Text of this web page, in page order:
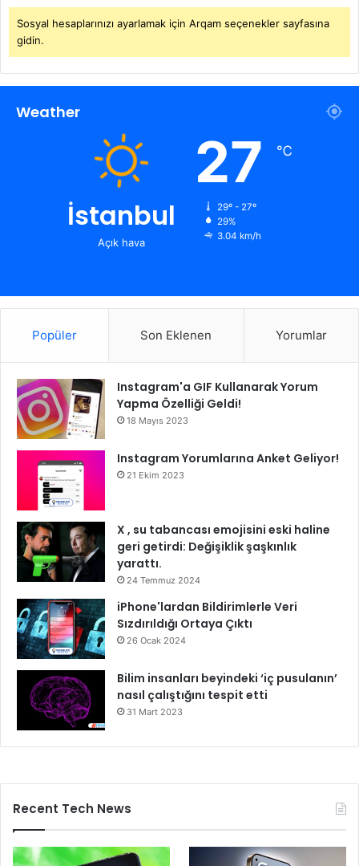
Sosyal hesaplarınızı ayarlamak için Arqam seçenekler sayfasına
gidin.
Weather
İstanbul
Açık hava
27 ℃
29º - 27º
29%
3.04 km/h
Popüler Son Eklenen Yorumlar
Instagram'a GIF Kullanarak Yorum
Yapma Özelliği Geldi!
18 Mayıs 2023
Instagram Yorumlarına Anket Geliyor!
21 Ekim 2023
X , su tabancası emojisini eski haline
geri getirdi: Değişiklik şaşkınlık
yarattı.
24 Temmuz 2024
iPhone'lardan Bildirimlerle Veri
Sızdırıldığı Ortaya Çıktı
26 Ocak 2024
Bilim insanları beyindeki ‘iç pusulanın’
nasıl çalıştığını tespit etti
31 Mart 2023
Recent Tech News